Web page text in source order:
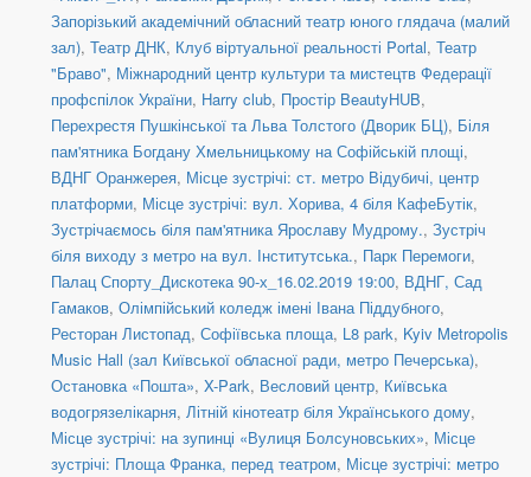
Запорізький академічний обласний театр юного глядача (малий
зал), Театр ДНК, Клуб віртуальної реальності Portal, Театр
"Браво", Міжнародний центр культури та мистецтв Федерації
профспілок України, Harry club, Простір BeautyHUB,
Перехрестя Пушкінської та Льва Толстого (Дворик БЦ), Біля
пам'ятника Богдану Хмельницькому на Софійській площі,
ВДНГ Оранжерея, Місце зустрічі: ст. метро Відубичі, центр
платформи, Місце зустрічі: вул. Хорива, 4 біля КафеБутік,
Зустрічаємось біля пам'ятника Ярославу Мудрому., Зустріч
біля виходу з метро на вул. Інститутська., Парк Перемоги,
Палац Спорту_Дискотека 90-х_16.02.2019 19:00, ВДНГ, Сад
Гамаков, Олімпійський коледж імені Івана Піддубного,
Ресторан Листопад, Софіївська площа, L8 park, Kyiv Metropolis
Music Hall (зал Київської обласної ради, метро Печерська),
Остановка «Пошта», X-Park, Весловий центр, Київська
водогрязелікарня, Літній кінотеатр біля Українського дому,
Місце зустрічі: на зупинці «Вулиця Болсуновських», Місце
зустрічі: Площа Франка, перед театром, Місце зустрічі: метро